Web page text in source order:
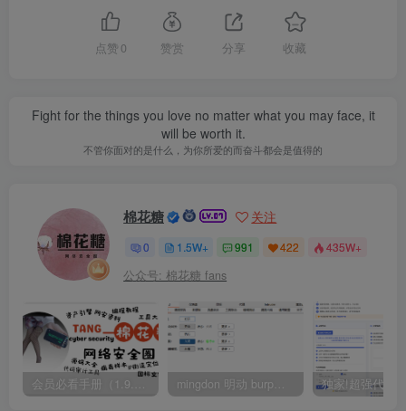
点赞 0 赞赏 分享 收藏
Fight for the things you love no matter what you may face, it
will be worth it.
不管你面对的是什么，为你所爱的而奋斗都会是值得的
棉花糖 关注
0 1.5W+ 991 422 435W+
公众号: 棉花糖 fans
会员必看手册（1.9.0版本 26.4.5更新） mingdon 明动 burp插件0.2.6版本 本地时间校验去除版